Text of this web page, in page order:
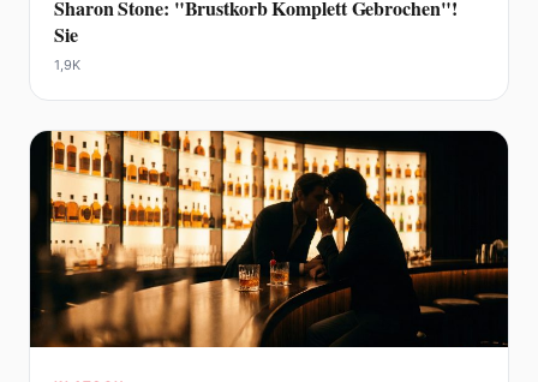
Sharon Stone: "Brustkorb Komplett Gebrochen"!
Sie
1,9K